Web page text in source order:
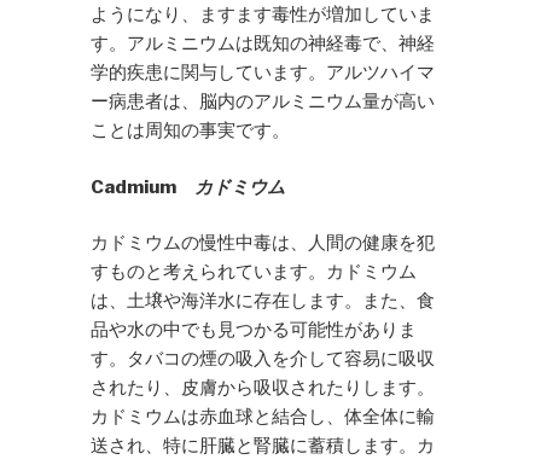
ようになり、ますます毒性が増加していま
す。アルミニウムは既知の神経毒で、神経
学的疾患に関与しています。アルツハイマ
ー病患者は、脳内のアルミニウム量が高い
ことは周知の事実です。
Cadmium カドミウム
カドミウムの慢性中毒は、人間の健康を犯
すものと考えられています。カドミウム
は、土壌や海洋水に存在します。また、食
品や水の中でも見つかる可能性がありま
す。タバコの煙の吸入を介して容易に吸収
されたり、皮膚から吸収されたりします。
カドミウムは赤血球と結合し、体全体に輸
送され、特に肝臓と腎臓に蓄積します。カ